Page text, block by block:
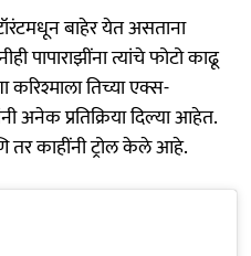
बाहेर येत असताना
पापाराझींना त्यांचे फोटो काढू
करिश्माला तिच्या एक्स-
अनेक प्रतिक्रिया दिल्या आहेत.
तर काहींनी ट्रोल केले आहे.